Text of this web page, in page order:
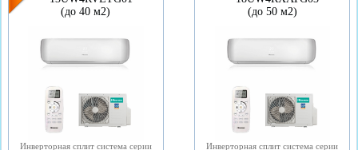
(до 40 м2)
Инверторная сплит система серии
(до 50 м2)
Инверторная сплит система серии